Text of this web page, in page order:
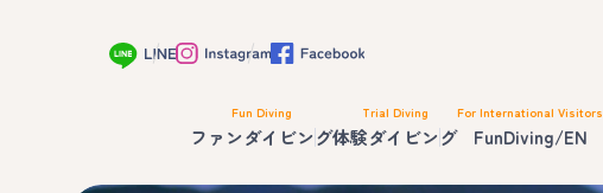
Fun Diving
ファンダイビング
Trial Diving
体験ダイビング
For International Visitors
FunDiving/EN